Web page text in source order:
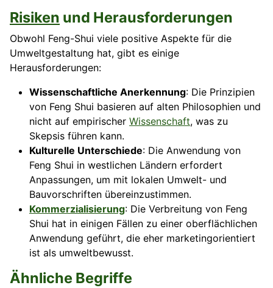
Risiken und Herausforderungen
Obwohl Feng-Shui viele positive Aspekte für die
Umweltgestaltung hat, gibt es einige
Herausforderungen:
Wissenschaftliche Anerkennung: Die Prinzipien
von Feng Shui basieren auf alten Philosophien und
nicht auf empirischer Wissenschaft, was zu
Skepsis führen kann.
Kulturelle Unterschiede: Die Anwendung von
Feng Shui in westlichen Ländern erfordert
Anpassungen, um mit lokalen Umwelt- und
Bauvorschriften übereinzustimmen.
Kommerzialisierung: Die Verbreitung von Feng
Shui hat in einigen Fällen zu einer oberflächlichen
Anwendung geführt, die eher marketingorientiert
ist als umweltbewusst.
Ähnliche Begriffe